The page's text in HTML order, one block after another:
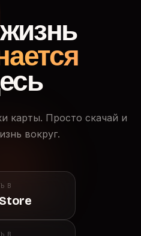
карты. Просто скачай и
вокруг.
В
В